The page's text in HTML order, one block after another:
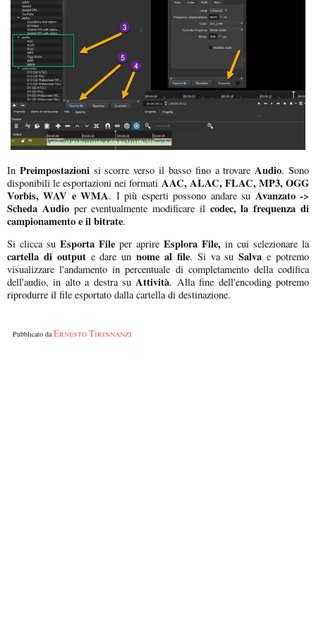
In Preimpostazioni si scorre verso il basso fino a trovare Audio. Sono
disponibili le esportazioni nei formati AAC, ALAC, FLAC, MP3, OGG
Vorbis, WAV e WMA. I più esperti possono andare su Avanzato ->
Scheda Audioper eventualmente modificare il codec, la frequenza di
campionamento e il bitrate.
Si clicca su Esporta File per aprire Esplora File, in cui selezionare la
cartella di outpute dare un nome al file. Si va suSalvae potremo
visualizzare l'andamento in percentuale di completamento della codifica
dell'audio, in alto a destra su Attività. Alla fine dell'encoding potremo
riprodurre il file esportato dalla cartella di destinazione.
Pubblicato daErnesto Tirinnanzi